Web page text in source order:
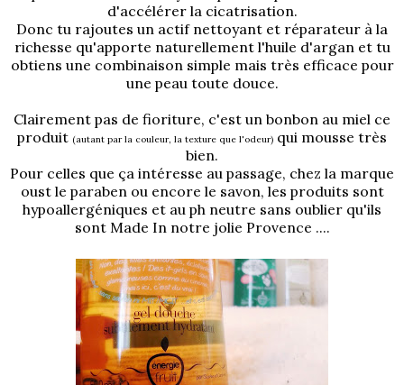
d'accélérer la cicatrisation.
Donc tu rajoutes un actif nettoyant et réparateur à la
richesse qu'apporte naturellement l'huile d'argan et tu
obtiens une combinaison simple mais très efficace pour
une peau toute douce.
Clairement pas de fioriture, c'est un bonbon au miel ce
produit (autant par la couleur, la texture que l'odeur) qui mousse très
bien.
Pour celles que ça intéresse au passage, chez la marque
oust le paraben ou encore le savon, les produits sont
hypoallergéniques et au ph neutre sans oublier qu'ils
sont Made In notre jolie Provence ....